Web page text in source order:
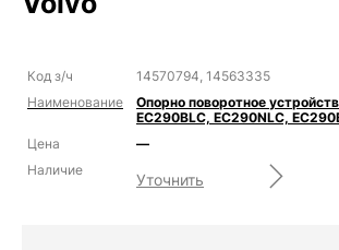
14570794, 14563335
Опорно поворотное
EC290BLC, EC290NLC,
—
Уточнить